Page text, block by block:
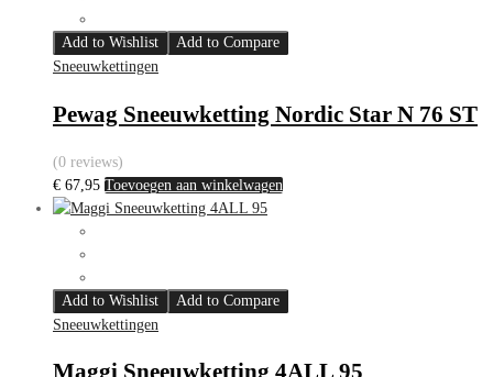
Add to Wishlist
Add to Compare
Sneeuwkettingen
Pewag Sneeuwketting Nordic Star N 76 ST
(0 reviews)
€ 67,95 Toevoegen aan winkelwagen
Add to Wishlist
Add to Compare
Sneeuwkettingen